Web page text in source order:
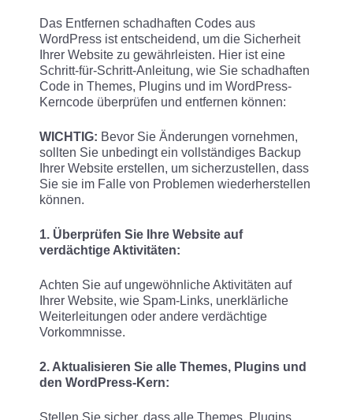
Das Entfernen schadhaften Codes aus
WordPress ist entscheidend, um die Sicherheit
Ihrer Website zu gewährleisten. Hier ist eine
Schritt-für-Schritt-Anleitung, wie Sie schadhaften
Code in Themes, Plugins und im WordPress-
Kerncode überprüfen und entfernen können:
WICHTIG: Bevor Sie Änderungen vornehmen,
sollten Sie unbedingt ein vollständiges Backup
Ihrer Website erstellen, um sicherzustellen, dass
Sie sie im Falle von Problemen wiederherstellen
können.
1. Überprüfen Sie Ihre Website auf
verdächtige Aktivitäten:
Achten Sie auf ungewöhnliche Aktivitäten auf
Ihrer Website, wie Spam-Links, unerklärliche
Weiterleitungen oder andere verdächtige
Vorkommnisse.
2. Aktualisieren Sie alle Themes, Plugins und
den WordPress-Kern:
Stellen Sie sicher, dass alle Themes, Plugins